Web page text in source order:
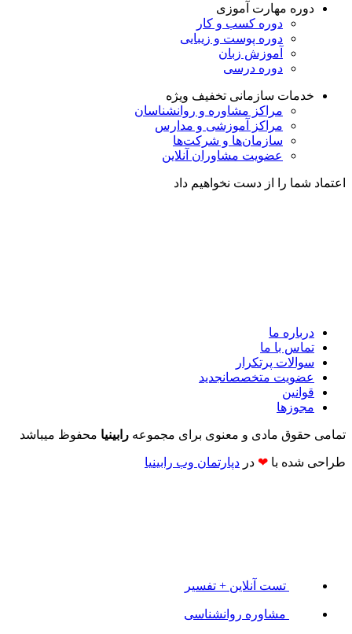
دوره مهارت آموزی
دوره کسب و کار
دوره پوست و زیبایی
آموزش زبان
دوره درسی
خدمات سازمانی تخفیف ویژه
مراکز مشاوره و روانشناسان
مراکز آموزشی و مدارس
سازمان‌ها و شرکت‌ها
عضویت مشاوران آنلاین
اعتماد شما را از دست نخواهیم داد
درباره ما
تماس با ما
سوالات پرتکرار
عضویت متخصصانجدید
قوانین
مجوزها
تمامی حقوق مادی و معنوی برای مجموعه رابینیا محفوظ میباشد
طراحی شده با ❤ در دپارتمان وب رابینیا​​
تست آنلاین + تفسیر
مشاوره روانشناسی